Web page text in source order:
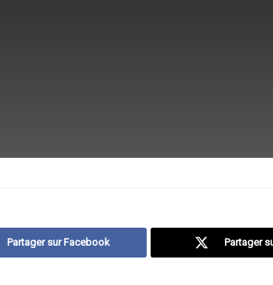
Partager sur Facebook Partager